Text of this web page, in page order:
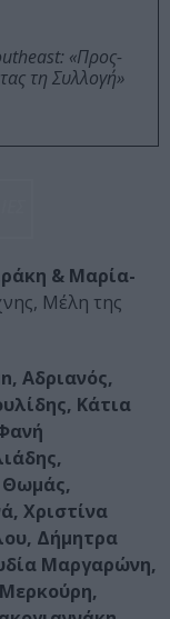
«Προς-
τη Συλλογή»
& Μαρία-
Μέλη της
Αδριανός,
Κάτια
Θωμάς,
Χριστίνα
Δήμητρα
Μαργαρώνη,